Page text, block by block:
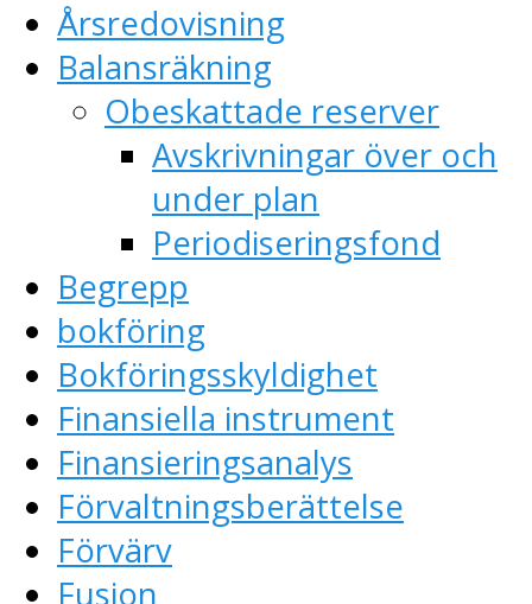
Årsredovisning
Balansräkning
Obeskattade reserver
Avskrivningar över och
under plan
Periodiseringsfond
Begrepp
bokföring
Bokföringsskyldighet
Finansiella instrument
Finansieringsanalys
Förvaltningsberättelse
Förvärv
Fusion